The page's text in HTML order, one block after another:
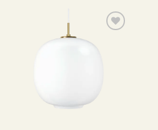
Wunschliste